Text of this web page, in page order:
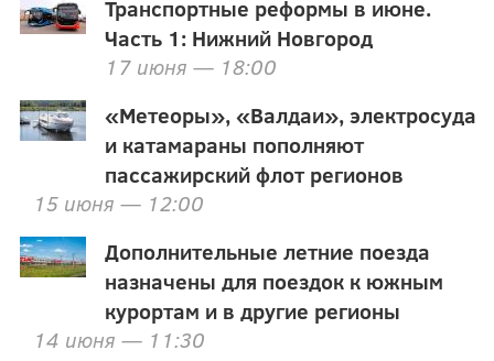
Транспортные реформы в июне.
Часть 1: Нижний Новгород
17 июня — 18:00
«Метеоры», «Валдаи», электросуда
и катамараны пополняют
пассажирский флот регионов
15 июня — 12:00
Дополнительные летние поезда
назначены для поездок к южным
курортам и в другие регионы
14 июня — 11:30